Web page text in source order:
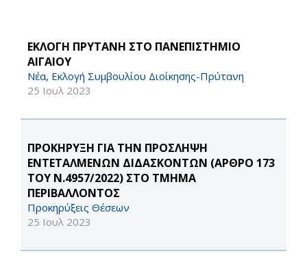
ΕΚΛΟΓΗ ΠΡΥΤΑΝΗ ΣΤΟ ΠΑΝΕΠΙΣΤΗΜΙΟ
ΑΙΓΑΙΟΥ
Νέα, Εκλογή Συμβουλίου Διοίκησης-Πρύτανη
25 Ιουλ 2023
ΠΡΟΚΗΡΥΞΗ ΓΙΑ ΤΗΝ ΠΡΟΣΛΗΨΗ
ΕΝΤΕΤΑΛΜΕΝΩΝ ΔΙΔΑΣΚΟΝΤΩΝ (ΑΡΘΡΟ 173
ΤΟΥ Ν.4957/2022) ΣΤΟ ΤΜΗΜΑ
ΠΕΡΙΒΑΛΛΟΝΤΟΣ
Προκηρύξεις Θέσεων
25 Ιουλ 2023